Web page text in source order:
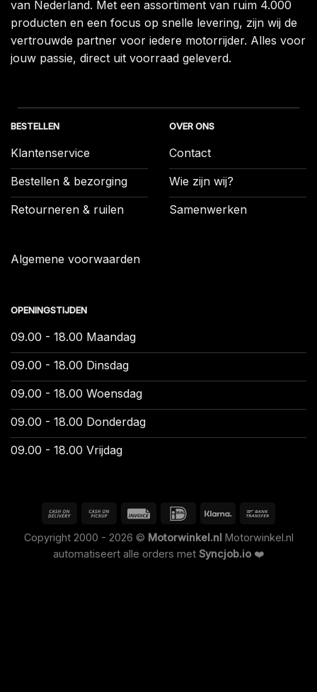
van Nederland. Met een assortiment van ruim 4.000
producten en een focus op snelle levering, zijn wij de
vertrouwde partner voor iedere motorrijder. Alles voor
jouw passie, direct uit voorraad geleverd.
BESTELLEN
Klantenservice
Bestellen & bezorging
Retourneren & ruilen
Algemene voorwaarden
OVER ONS
Contact
Wie zijn wij?
Samenwerken
OPENINGSTIJDEN
09.00 - 18.00 Maandag
09.00 - 18.00 Dinsdag
09.00 - 18.00 Woensdag
09.00 - 18.00 Donderdag
09.00 - 18.00 Vrijdag
Copyright 2000 - 2026 © Motorwinkel.nl Motorwinkel.nl
automatiseert alle orders met Syncjob.io ❤️